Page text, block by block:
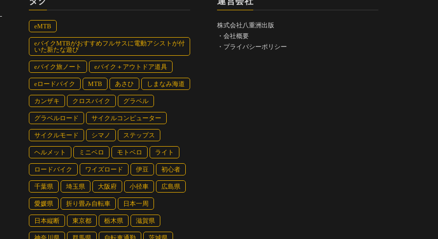
eMTB
eバイクMTBがおすすめフルサスに電動アシストが付
いた新たな遊び
eバイク旅ノート eバイク＋アウトドア道具
eロードバイク MTB あさひ しまなみ海道
カンザキ クロスバイク グラベル
グラベルロード サイクルコンピューター
サイクルモード シマノ ステップス
ヘルメット ミニベロ モトベロ ライト
ロードバイク ワイズロード 伊豆 初心者
千葉県 埼玉県 大阪府 小径車 広島県
愛媛県 折り畳み自転車 日本一周
日本縦断 東京都 栃木県 滋賀県
株式会社八重洲出版
・ 会社概要
・ プライバシーポリシー